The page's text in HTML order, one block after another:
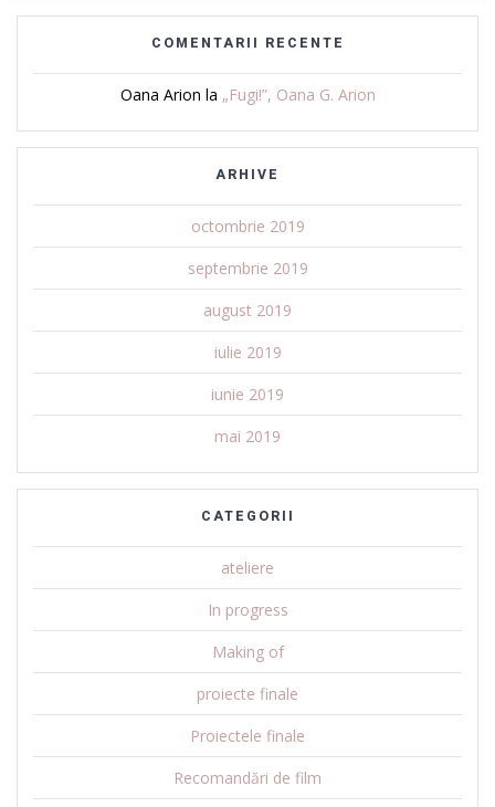
COMENTARII RECENTE
Oana Arion la „Fugi!”, Oana G. Arion
ARHIVE
octombrie 2019
septembrie 2019
august 2019
iulie 2019
iunie 2019
mai 2019
CATEGORII
ateliere
In progress
Making of
proiecte finale
Proiectele finale
Recomandări de film